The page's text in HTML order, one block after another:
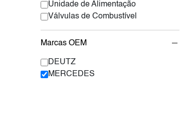
Unidade de Alimentação
Válvulas de Combustível
Marcas OEM
DEUTZ
MERCEDES